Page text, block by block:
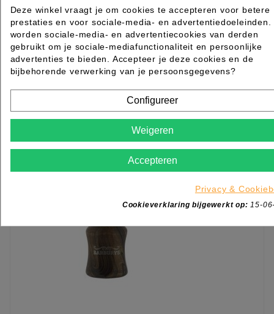
Techno Elegance Synth Shaving Brush
Barburys
Ratedout of 5 stars based onreview(s)
excl. btw € 27,05
incl. btw€ 32,73
Levertijd 2 tot 7 werkdagen
IN WINKELWAGEN
Deze winkel vraagt je om cookies te accepteren voor betere
prestaties en voor sociale-media- en advertentiedoeleinden.
worden sociale-media- en advertentiecookies van derden
gebruikt om je sociale-mediafunctionaliteit en persoonlijke
advertenties te bieden. Accepteer je deze cookies en de
bijbehorende verwerking van je persoonsgegevens?
Configureer
Weigeren
Accepteren
Privacy &
Cookieverklaring bijgewerkt op: 15-